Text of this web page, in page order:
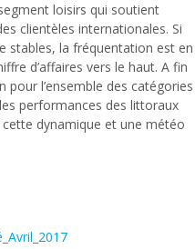
loisirs qui soutient
clientèles internationales. Si
stables, la fréquentation est en
d’affaires vers le haut. A fin
pour l’ensemble des catégories
performances des littoraux
dynamique et une météo